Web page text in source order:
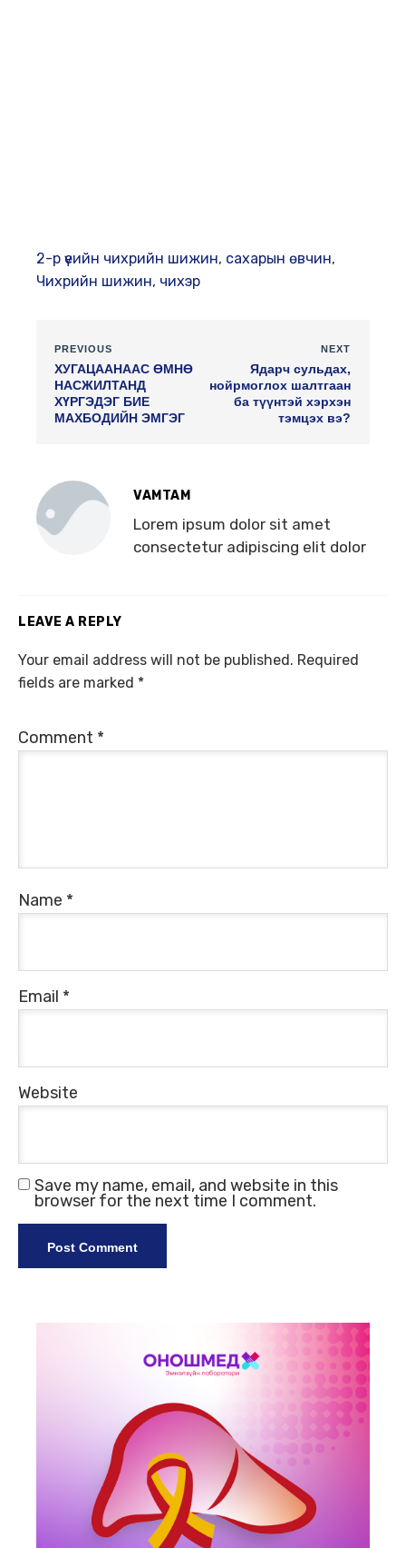
2-р үеийн чихрийн шижин, сахарын өвчин,
Чихрийн шижин, чихэр
PREVIOUS
ХУГАЦААНААС ӨМНӨ
НАСЖИЛТАНД
ХҮРГЭДЭГ БИЕ
МАХБОДИЙН ЭМГЭГ
NEXT
Ядарч сульдах,
нойрмоглох шалтгаан
ба түүнтэй хэрхэн
тэмцэх вэ?
VAMTAM
Lorem ipsum dolor sit amet
consectetur adipiscing elit dolor
LEAVE A REPLY
Your email address will not be published. Required
fields are marked *
Comment *
Name *
Email *
Website
Save my name, email, and website in this
browser for the next time I comment.